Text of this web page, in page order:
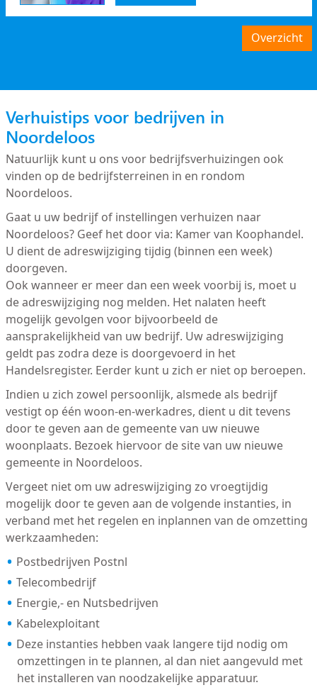
Overzicht
Verhuistips voor bedrijven in
Noordeloos
Natuurlijk kunt u ons voor bedrijfsverhuizingen ook
vinden op de bedrijfsterreinen in en rondom
Noordeloos.
Gaat u uw bedrijf of instellingen verhuizen naar
Noordeloos? Geef het door via: Kamer van Koophandel.
U dient de adreswijziging tijdig (binnen een week)
doorgeven.
Ook wanneer er meer dan een week voorbij is, moet u
de adreswijziging nog melden. Het nalaten heeft
mogelijk gevolgen voor bijvoorbeeld de
aansprakelijkheid van uw bedrijf. Uw adreswijziging
geldt pas zodra deze is doorgevoerd in het
Handelsregister. Eerder kunt u zich er niet op beroepen.
Indien u zich zowel persoonlijk, alsmede als bedrijf
vestigt op één woon-en-werkadres, dient u dit tevens
door te geven aan de gemeente van uw nieuwe
woonplaats. Bezoek hiervoor de site van uw nieuwe
gemeente in Noordeloos.
Vergeet niet om uw adreswijziging zo vroegtijdig
mogelijk door te geven aan de volgende instanties, in
verband met het regelen en inplannen van de omzetting
werkzaamheden:
Postbedrijven Postnl
Telecombedrijf
Energie,- en Nutsbedrijven
Kabelexploitant
Deze instanties hebben vaak langere tijd nodig om
omzettingen in te plannen, al dan niet aangevuld met
het installeren van noodzakelijke apparatuur.